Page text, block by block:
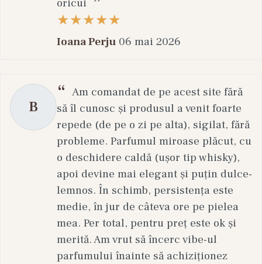
oricui
Ioana Perju 06 mai 2026
B
Am comandat de pe acest site fără
să îl cunosc și produsul a venit foarte
repede (de pe o zi pe alta), sigilat, fără
probleme. Parfumul miroase plăcut, cu
o deschidere caldă (ușor tip whisky),
apoi devine mai elegant și puțin dulce-
lemnos. În schimb, persistența este
medie, în jur de câteva ore pe pielea
mea. Per total, pentru preț este ok și
merită. Am vrut să încerc vibe-ul
parfumului înainte să achiziționez